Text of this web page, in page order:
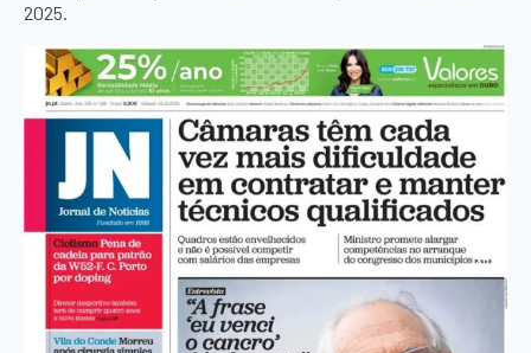
2025.